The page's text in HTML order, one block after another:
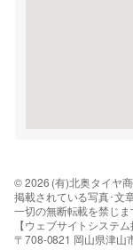
© 2026 (有)北奥タイヤ
掲載されている写真･文
一切の無断転載を禁じま
【ウェブサイトシステ
〒708-0821 岡山県津山